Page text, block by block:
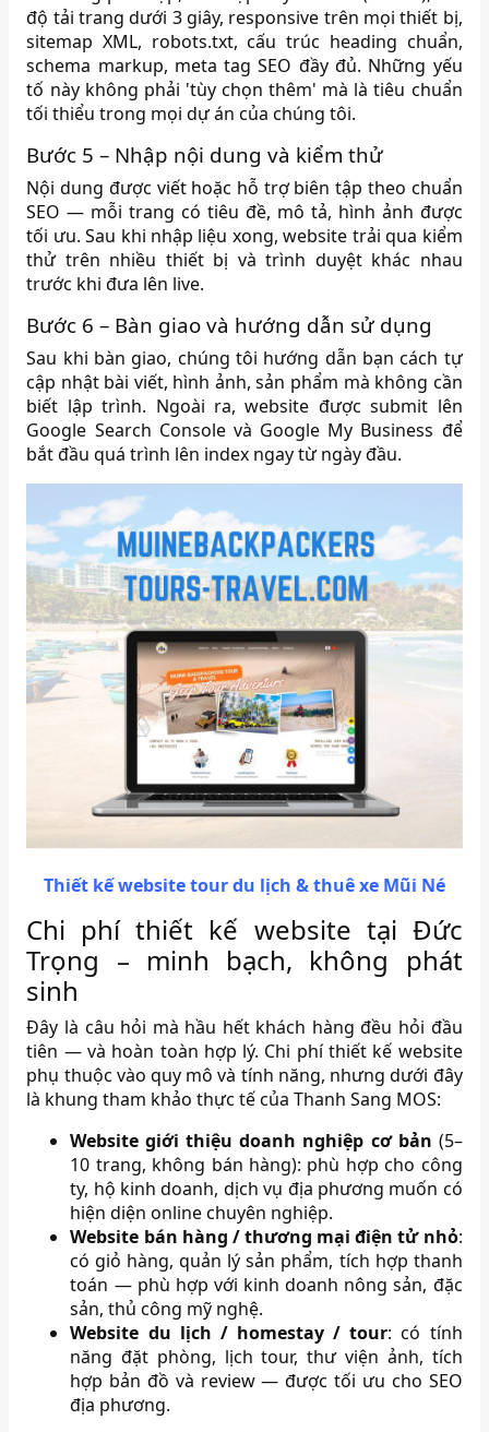
độ tải trang dưới 3 giây, responsive trên mọi thiết bị,
sitemap XML, robots.txt, cấu trúc heading chuẩn,
schema markup, meta tag SEO đầy đủ. Những yếu
tố này không phải 'tùy chọn thêm' mà là tiêu chuẩn
tối thiểu trong mọi dự án của chúng tôi.
Bước 5 – Nhập nội dung và kiểm thử
Nội dung được viết hoặc hỗ trợ biên tập theo chuẩn
SEO — mỗi trang có tiêu đề, mô tả, hình ảnh được
tối ưu. Sau khi nhập liệu xong, website trải qua kiểm
thử trên nhiều thiết bị và trình duyệt khác nhau
trước khi đưa lên live.
Bước 6 – Bàn giao và hướng dẫn sử dụng
Sau khi bàn giao, chúng tôi hướng dẫn bạn cách tự
cập nhật bài viết, hình ảnh, sản phẩm mà không cần
biết lập trình. Ngoài ra, website được submit lên
Google Search Console và Google My Business để
bắt đầu quá trình lên index ngay từ ngày đầu.
Thiết kế website tour du lịch & thuê xe Mũi Né
Chi phí thiết kế website tại Đức
Trọng – minh bạch, không phát
sinh
Đây là câu hỏi mà hầu hết khách hàng đều hỏi đầu
tiên — và hoàn toàn hợp lý. Chi phí thiết kế website
phụ thuộc vào quy mô và tính năng, nhưng dưới đây
là khung tham khảo thực tế của Thanh Sang MOS:
Website giới thiệu doanh nghiệp cơ bản (5–
10 trang, không bán hàng): phù hợp cho công
ty, hộ kinh doanh, dịch vụ địa phương muốn có
hiện diện online chuyên nghiệp.
Website bán hàng / thương mại điện tử nhỏ:
có giỏ hàng, quản lý sản phẩm, tích hợp thanh
toán — phù hợp với kinh doanh nông sản, đặc
sản, thủ công mỹ nghệ.
Website du lịch / homestay / tour: có tính
năng đặt phòng, lịch tour, thư viện ảnh, tích
hợp bản đồ và review — được tối ưu cho SEO
địa phương.